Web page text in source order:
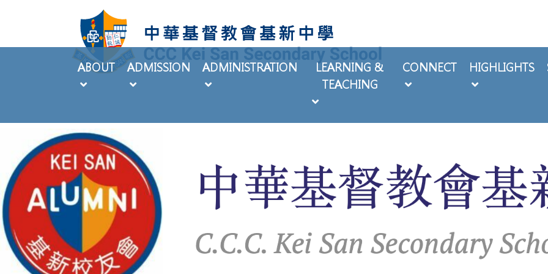
ABOUT ADMISSION ADMINISTRATION
LEARNING &
TEACHING
CONNECT HIGHLIGHTS